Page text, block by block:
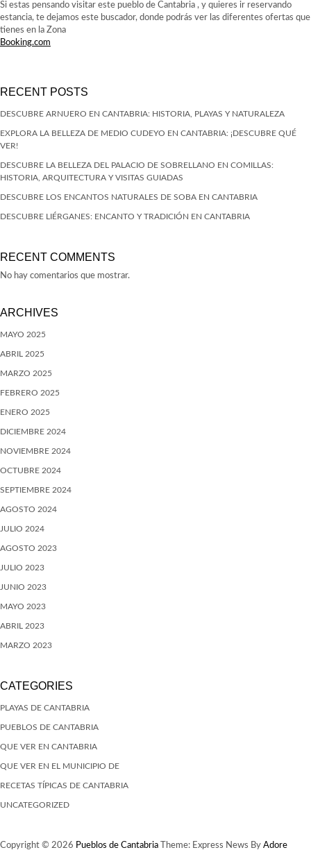
Si estas pensando visitar este pueblo de Cantabria , y quieres ir reservando
estancia, te dejamos este buscador, donde podrás ver las diferentes ofertas que
tienes en la Zona
Booking.com
RECENT POSTS
DESCUBRE ARNUERO EN CANTABRIA: HISTORIA, PLAYAS Y NATURALEZA
EXPLORA LA BELLEZA DE MEDIO CUDEYO EN CANTABRIA: ¡DESCUBRE QUÉ
VER!
DESCUBRE LA BELLEZA DEL PALACIO DE SOBRELLANO EN COMILLAS:
HISTORIA, ARQUITECTURA Y VISITAS GUIADAS
DESCUBRE LOS ENCANTOS NATURALES DE SOBA EN CANTABRIA
DESCUBRE LIÉRGANES: ENCANTO Y TRADICIÓN EN CANTABRIA
RECENT COMMENTS
No hay comentarios que mostrar.
ARCHIVES
MAYO 2025
ABRIL 2025
MARZO 2025
FEBRERO 2025
ENERO 2025
DICIEMBRE 2024
NOVIEMBRE 2024
OCTUBRE 2024
SEPTIEMBRE 2024
AGOSTO 2024
JULIO 2024
AGOSTO 2023
JULIO 2023
JUNIO 2023
MAYO 2023
ABRIL 2023
MARZO 2023
CATEGORIES
PLAYAS DE CANTABRIA
PUEBLOS DE CANTABRIA
QUE VER EN CANTABRIA
QUE VER EN EL MUNICIPIO DE
RECETAS TÍPICAS DE CANTABRIA
UNCATEGORIZED
Copyright © 2026 Pueblos de Cantabria Theme: Express News By Adore